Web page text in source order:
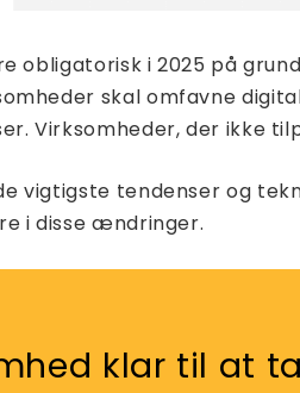
obligatorisk i 2025 på
skal omfavne
Virksomheder, der ikke
vigtigste tendenser og
i disse ændringer.
klar til at